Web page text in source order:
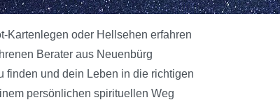
Kartenlegen oder Hellsehen erfahren
Berater aus Neuenbürg
finden und dein Leben in die richtigen
persönlichen spirituellen Weg